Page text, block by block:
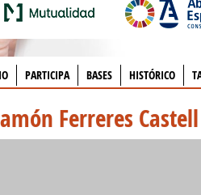
PARTICIPA BASES HISTÓRICO
Ferreres Castell